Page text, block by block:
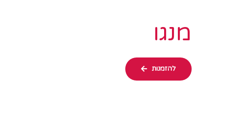
מנגו
להזמנות